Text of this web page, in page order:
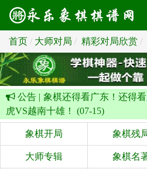
首页 大师对局 精彩对局欣赏
公告 | 象棋还得看广东！还得
虎VS越南十雄！ (07-15)
象棋开局 象棋残
大师专辑 象棋名